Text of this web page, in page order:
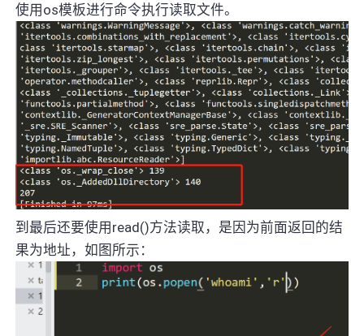
使用os模板进行命令执行读取文件。
到最后还要使用read()方法读取，是因为前面返回的结
果为地址，如图所示：